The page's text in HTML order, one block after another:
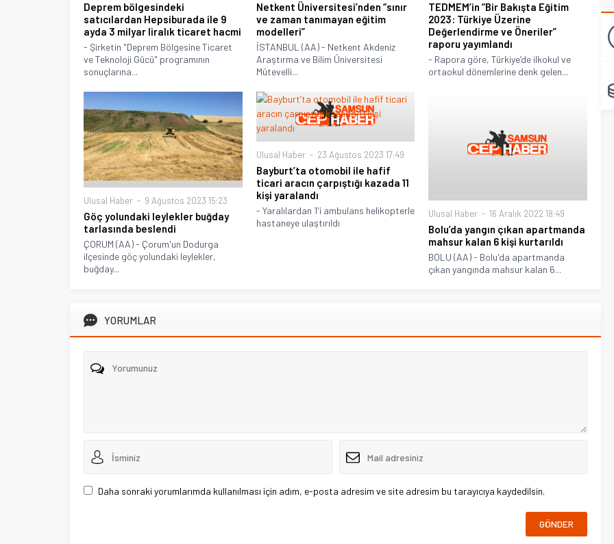
Deprem bölgesindeki
satıcılardan Hepsiburada ile 9
ayda 3 milyar liralık ticaret hacmi
- Şirketin "Deprem Bölgesine Ticaret
ve Teknoloji Gücü" programının
sonuçlarına...
Netkent Üniversitesi’nden “sınır
ve zaman tanımayan eğitim
modelleri”
İSTANBUL (AA) - Netkent Akdeniz
Araştırma ve Bilim Üniversitesi
Mütevelli...
TEDMEM’in “Bir Bakışta Eğitim
2023: Türkiye Üzerine
Değerlendirme ve Öneriler”
raporu yayımlandı
- Rapora göre, Türkiye’de ilkokul ve
ortaokul dönemlerine denk gelen...
Ulusal Haber 9 Ağustos 2023 15:23
Göç yolundaki leylekler buğday
tarlasında beslendi
ÇORUM (AA) - Çorum'un Dodurga
ilçesinde göç yolundaki leylekler,
buğday...
Ulusal Haber 23 Ağustos 2023 17:49
Bayburt’ta otomobil ile hafif
ticari aracın çarpıştığı kazada 11
kişi yaralandı
- Yaralılardan 1'i ambulans helikopterle
hastaneye ulaştırıldı
Ulusal Haber 16 Aralık 2022 18:49
Bolu’da yangın çıkan apartmanda
mahsur kalan 6 kişi kurtarıldı
BOLU (AA) - Bolu'da apartmanda
çıkan yangında mahsur kalan 6...
YORUMLAR
Daha sonraki yorumlarımda kullanılması için adım, e-posta adresim ve site adresim bu tarayıcıya kaydedilsin.